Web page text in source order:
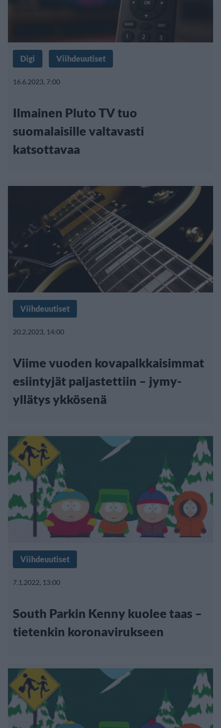
Digi Viihdeuutiset
16.6.2023, 7:00
Ilmainen Pluto TV tuo
suomalaisille valtavasti
katsottavaa
Viihdeuutiset
20.2.2023, 14:00
Viime vuoden kovapalkkaisimmat
esiintyjät paljastettiin – jymy-
yllätys ykkösenä
Viihdeuutiset
7.1.2022, 13:00
South Parkin Kenny kuolee taas –
tietenkin koronavirukseen